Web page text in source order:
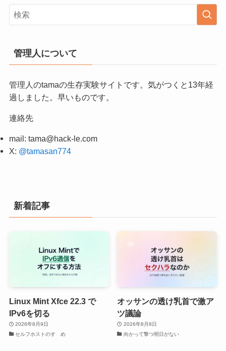
管理人について
管理人のtamaの生存実験サイトです。気がつくと13年経
過しました。早いものです。
連絡先
mail: tama@hack-le.com
X: @tamasan774
新着記事
Linux Mint Xfce 22.3 で
IPv6を切る
2026年8月9日
セルフホストのすゝめ
オッサンの透け乳首で激ア
ツ議論
2026年8月8日
向かって撃つ明日がない